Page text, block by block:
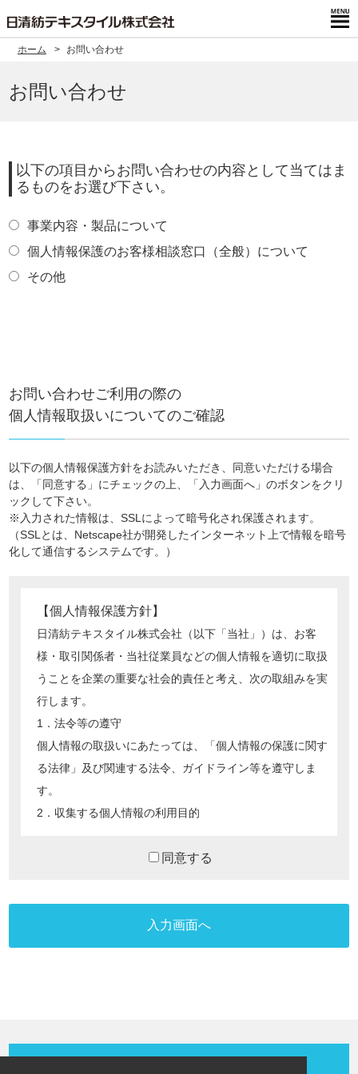
ホーム お問い合わせ
お問い合わせ
以下の項目からお問い合わせの内容として当てはま
るものをお選び下さい。
事業内容・製品について
個人情報保護のお客様相談窓口（全般）について
その他
お問い合わせご利用の際の
個人情報取扱いについてのご確認
以下の個人情報保護方針をお読みいただき、同意いただける場合
は、「同意する」にチェックの上、
「入力画面へ」のボタンをクリ
ックして下さい。
※入力された情報は、SSLによって暗号化され保護されます。
（SSLとは、Netscape社が開発したインターネット上で情報を暗号
化して通信するシステムです。）
【個人情報保護方針】
日清紡テキスタイル株式会社（以下「当社」）は、お客
様・取引関係者・当社従業員などの個人情報を適切に取扱
うことを企業の重要な社会的責任と考え、次の取組みを実
行します。
1．法令等の遵守
個人情報の取扱いにあたっては、「個人情報の保護に関す
る法律」及び関連する法令、ガイドライン等を遵守しま
す。
2．収集する個人情報の利用目的
あらかじめご承諾をいただいた場合、業務を委託する場合
及び正当な理由のある場合以外は、個人情報を第三者には
提供しません。
5．個人情報の開示等の手続き
同意する